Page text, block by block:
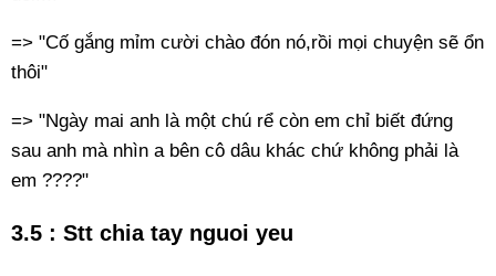
=> "Cố gắng mỉm cười chào đón nó,rồi mọi chuyện sẽ ổn
thôi"
=> "Ngày mai anh là một chú rể còn em chỉ biết đứng
sau anh mà nhìn a bên cô dâu khác chứ không phải là
em ????"
3.5 : Stt chia tay nguoi yeu